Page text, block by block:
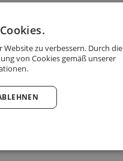
zu verbessern. Durch die
von Cookies gemäß unserer